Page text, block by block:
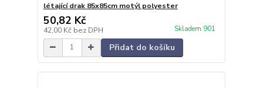
létající drak 85x85cm motýl polyester
50,82 Kč
42,00 Kč bez DPH Skladem 901
Přidat do košíku